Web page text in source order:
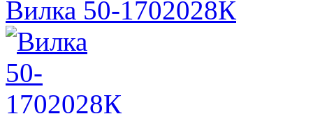
Вилка 50-1702028К